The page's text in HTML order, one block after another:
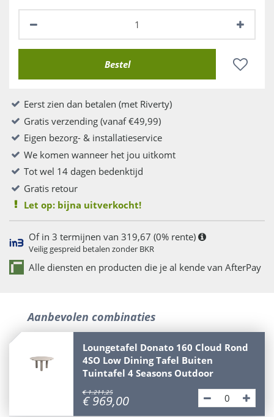
Eerst zien dan betalen (met Riverty)
Gratis verzending (vanaf €49,99)
Eigen bezorg- & installatieservice
We komen wanneer het jou uitkomt
Tot wel 14 dagen bedenktijd
Gratis retour
Let op: bijna uitverkocht!
Of in 3 termijnen van 319,67 (0% rente)
Veilig gespreid betalen zonder BKR
Alle diensten en producten die je al kende van AfterPay
Aanbevolen combinaties
Loungetafel Donato 160 Cloud Rond
4SO Low Dining Tafel Buiten
Tuintafel 4 Seasons Outdoor
€ 1.211,25
€ 969,00